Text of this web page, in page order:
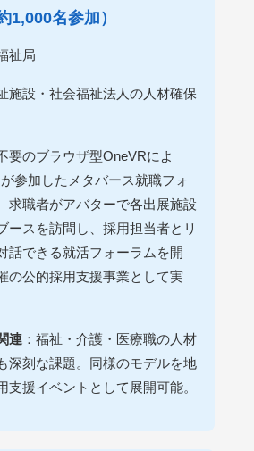
1,000名参加）
祉局
施設・社会福祉法人の人材確保
要のブラウザ型OneVRによ
参加したメタバース就職フォ
求職者がアバターで各出展施設
ースを訪問し、採用担当者とリ
話できる就活フォーラムを開
の公的採用支援事業として実
連 ：福祉・介護・医療職の人材
深刻な課題。同様のモデルを地
支援イベントとして展開可能。